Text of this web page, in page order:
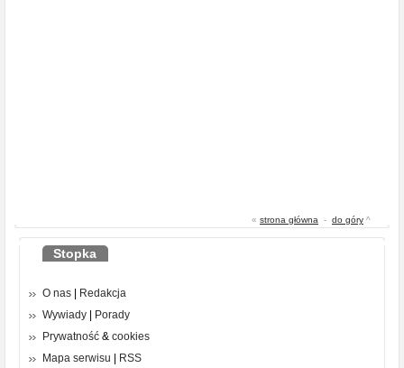
« strona główna - do góry ^
Stopka
O nas | Redakcja
Wywiady | Porady
Prywatność & cookies
Mapa serwisu | RSS